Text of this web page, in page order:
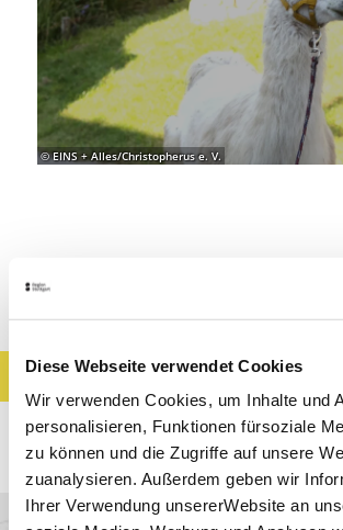
Diese Webseite verwendet Cookies
Wir verwenden Cookies, um Inhalte und
personalisieren, Funktionen fürsoziale
zu können und die Zugriffe auf unsere
zuanalysieren. Außerdem geben wir
Ihrer Verwendung unsererWebsite an
© EINS + Alles/Christopherus e. V.
Veranstaltungen
Ergebnisse filtern
45Ergebnisse
Stuttgart Entfernung